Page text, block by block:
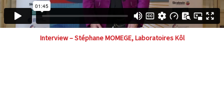
Interview – Stéphane MOMEGE, Laboratoires Kôl